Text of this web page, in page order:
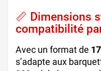
📏 Dimensions
compatibilité
Avec un format de
s’adapte aux